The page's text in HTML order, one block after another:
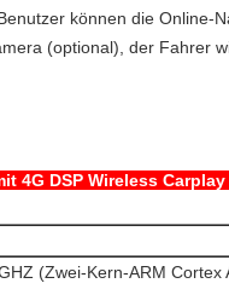
können die Online-
(optional), der Fahrer
4G DSP Wireless
(Zwei-Kern-ARM Cortex